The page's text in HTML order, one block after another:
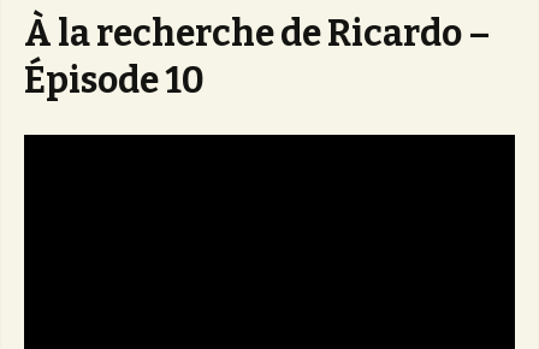
À la recherche de Ricardo –
Épisode 10